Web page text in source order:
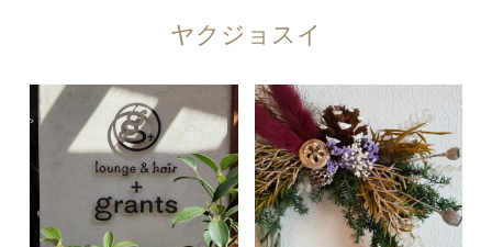
ヤクジョスイ